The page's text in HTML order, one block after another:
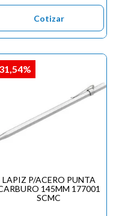
Cotizar
LAPIZ P/ACERO PUNTA
145MM 177001
SCMC